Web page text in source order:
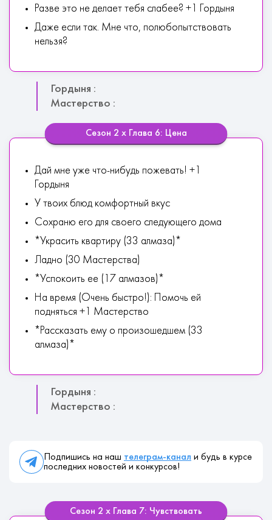
Разве это не делает тебя слабее? +1 Гордыня
Даже если так. Мне что, полюбопытствовать
нельзя?
Гордыня :
Мастерство :
Сезон 2 х Глава 6: Цена
Дай мне уже что-нибудь пожевать! +1
Гордыня
У твоих блюд комфортный вкус
Сохраню его для своего следующего дома
*Украсить квартиру (33 алмаза)*
Ладно (30 Мастерства)
*Успокоить ее (17 алмазов)*
На время (Очень быстро!): Помочь ей
подняться +1 Мастерство
*Рассказать ему о произошедшем (33
алмаза)*
Гордыня :
Мастерство :
Подпишись на наш телеграм-канал и будь в курсе
последних новостей и конкурсов!
Сезон 2 х Глава 7: Чувствовать